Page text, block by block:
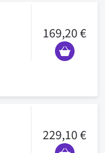
169,20 €
229,10 €